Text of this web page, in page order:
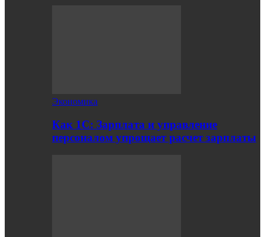
Экономика
Как 1С: Зарплата и управление
персоналом упрощает расчет зарплаты